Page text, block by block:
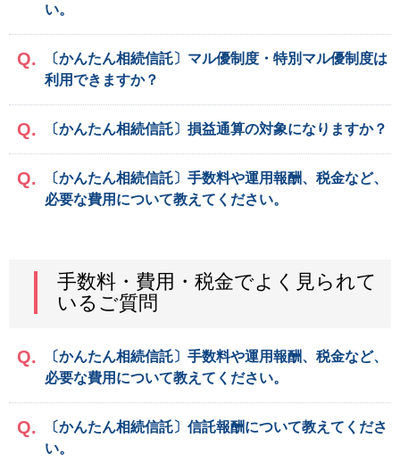
い。
〔かんたん相続信託〕マル優制度・特別マル優制度は
利用できますか？
〔かんたん相続信託〕損益通算の対象になりますか？
〔かんたん相続信託〕手数料や運用報酬、税金など、
必要な費用について教えてください。
手数料・費用・税金でよく見られて
いるご質問
〔かんたん相続信託〕手数料や運用報酬、税金など、
必要な費用について教えてください。
〔かんたん相続信託〕信託報酬について教えてくださ
い。